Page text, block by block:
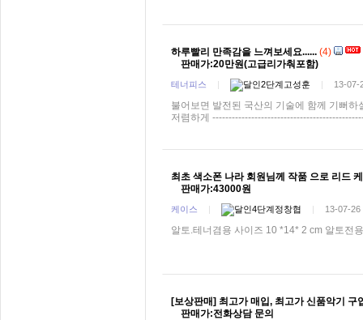
하루빨리 만족감을 느껴보세요...... (4)
판매가:20만원(고급리가춰포함)
테너피스 | 고성훈 | 13-07-
불어보면 발전된 국산의 기술에 함께 기뻐
저렴하게
최초 색소폰 나라 회원님께 작품 으로 리드
판매가:43000원
케이스 | 정창협 | 13-07-26
알토.테너겸용 사이즈 10 *14* 2 cm 알토전
[보상판매] 최고가 매입, 최고가 신품악기 구
판매가:전화상담 문의